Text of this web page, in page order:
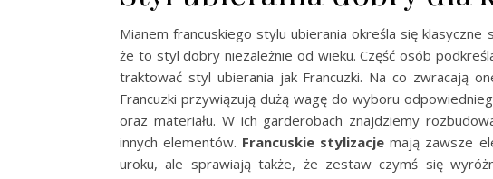
Mianem francuskiego stylu ubierania określa się
że to styl dobry niezależnie od wieku. Część osób
traktować styl ubierania jak Francuzki. Na co zwracają
Francuzki przywiązują dużą wagę do wyboru
oraz materiału. W ich garderobach znajdziemy
innych elementów. Francuskie stylizacje mają zawsze
uroku, ale sprawiają także, że zestaw czymś się